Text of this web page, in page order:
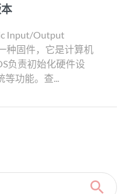
Input/Output
种固件，它是计算机
负责初始化硬件设
等功能。查...